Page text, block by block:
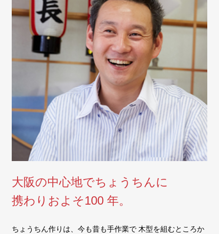
FAX注文 お問い合わせ
大阪の中心地でちょうちんに
携わりおよそ100 年。
ちょうちん作りは、今も昔も手作業で 木型を組むところか